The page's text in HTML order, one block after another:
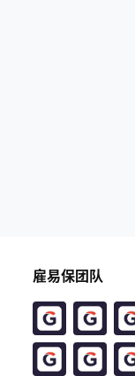
雇易保团队